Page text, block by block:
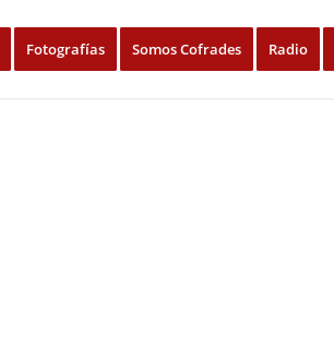
Fotografías Somos Cofrades Radio